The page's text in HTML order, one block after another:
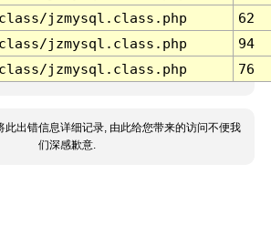
jzmysql.class.php
62
jzmysql.class.php
94
jzmysql.class.php 76
此出错信息详细记录, 由此给您带来的访问不便我
们深感歉意.